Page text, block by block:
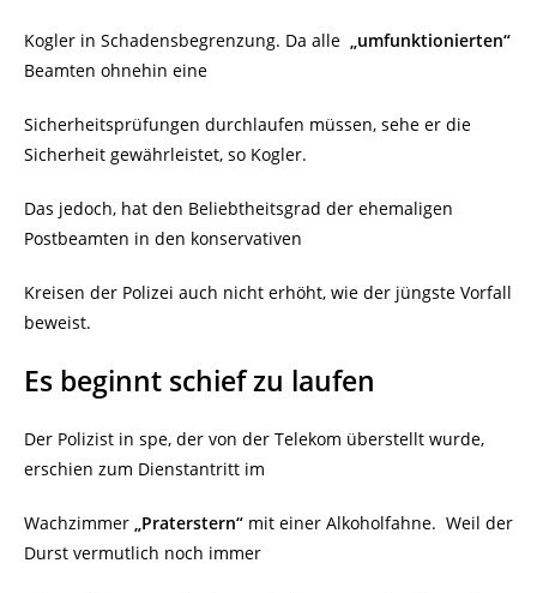
Kogler in Schadensbegrenzung. Da alle „umfunktionierten“
Beamten ohnehin eine
Sicherheitsprüfungen durchlaufen müssen, sehe er die
Sicherheit gewährleistet, so Kogler.
Das jedoch, hat den Beliebtheitsgrad der ehemaligen
Postbeamten in den konservativen
Kreisen der Polizei auch nicht erhöht, wie der jüngste Vorfall
beweist.
Es beginnt schief zu laufen
Der Polizist in spe, der von der Telekom überstellt wurde,
erschien zum Dienstantritt im
Wachzimmer „Praterstern“ mit einer Alkoholfahne. Weil der
Durst vermutlich noch immer